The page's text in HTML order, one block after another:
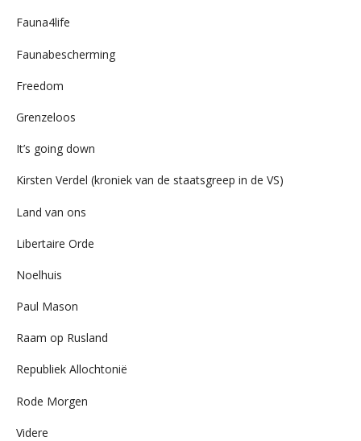
Fauna4life
Faunabescherming
Freedom
Grenzeloos
It’s going down
Kirsten Verdel (kroniek van de staatsgreep in de VS)
Land van ons
Libertaire Orde
Noelhuis
Paul Mason
Raam op Rusland
Republiek Allochtonië
Rode Morgen
Videre